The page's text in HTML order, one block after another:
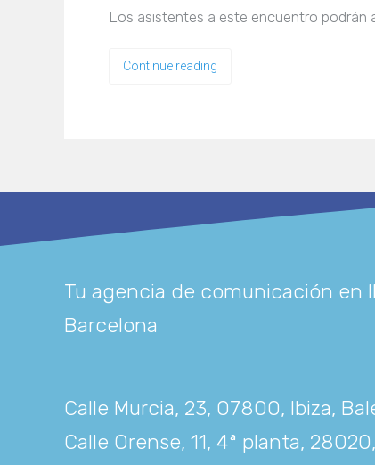
Los asistentes a este encuentro podrán
Continue reading
Tu agencia de comunicación en
Barcelona
Calle Murcia, 23, 07800, Ibiza,
Calle Orense, 11, 4ª planta,